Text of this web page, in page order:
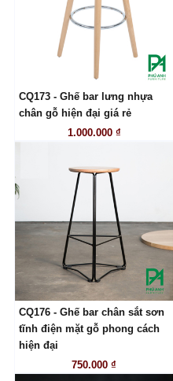
LIÊN HỆ
CQ173 - Ghế bar lưng nhựa
chân gỗ hiện đại giá rẻ
1.000.000 ₫
LIÊN HỆ
CQ176 - Ghế bar chân sắt sơn
tĩnh điện mặt gỗ phong cách
hiện đại
750.000 ₫